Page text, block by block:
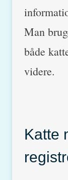
Man
både
videre.
Katte